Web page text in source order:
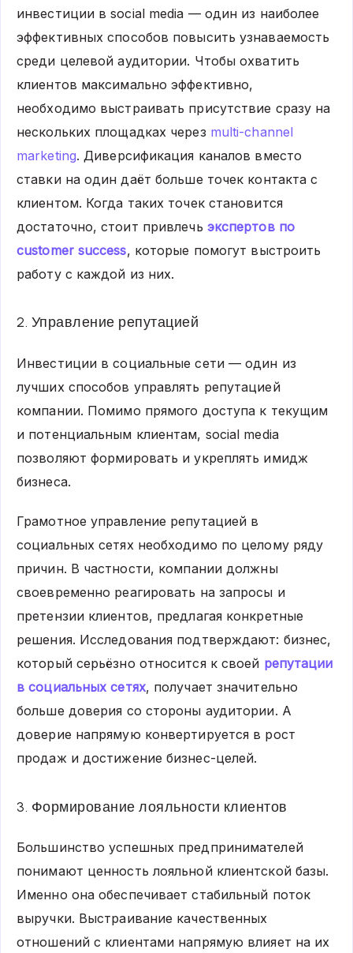
инвестиции в social media — один из наиболее
эффективных способов повысить узнаваемость
среди целевой аудитории. Чтобы охватить
клиентов максимально эффективно,
необходимо выстраивать присутствие сразу на
нескольких площадках через multi-channel
marketing. Диверсификация каналов вместо
ставки на один даёт больше точек контакта с
клиентом. Когда таких точек становится
достаточно, стоит привлечь экспертов по
customer success, которые помогут выстроить
работу с каждой из них.
2. Управление репутацией
Инвестиции в социальные сети — один из
лучших способов управлять репутацией
компании. Помимо прямого доступа к текущим
и потенциальным клиентам, social media
позволяют формировать и укреплять имидж
бизнеса.
Грамотное управление репутацией в
социальных сетях необходимо по целому ряду
причин. В частности, компании должны
своевременно реагировать на запросы и
претензии клиентов, предлагая конкретные
решения. Исследования подтверждают: бизнес,
который серьёзно относится к своей репутации
в социальных сетях, получает значительно
больше доверия со стороны аудитории. А
доверие напрямую конвертируется в рост
продаж и достижение бизнес-целей.
3. Формирование лояльности клиентов
Большинство успешных предпринимателей
понимают ценность лояльной клиентской базы.
Именно она обеспечивает стабильный поток
выручки. Выстраивание качественных
отношений с клиентами напрямую влияет на их